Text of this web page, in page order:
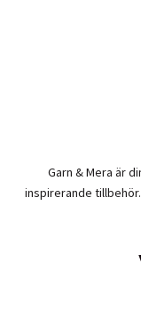
Garn & Mera är
inspirerande